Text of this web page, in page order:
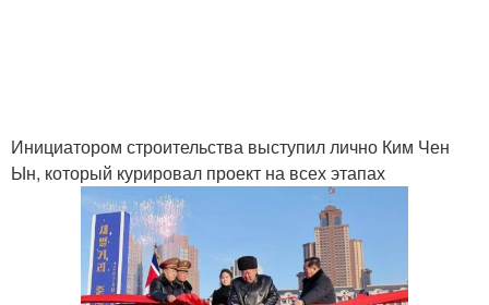
Инициатором строительства выступил лично Ким Чен
Ын, который курировал проект на всех этапах